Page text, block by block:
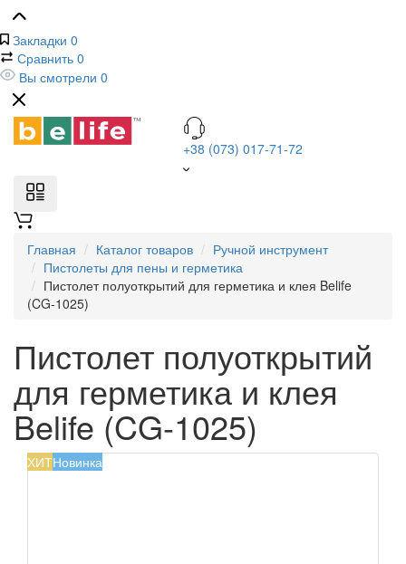
Закладки 0
Сравнить 0
Вы смотрели 0
+38 (073) 017-71-72
Главная Каталог товаров
Ручной инструмент
Пистолеты для пены и герметика
Пистолет полуоткрытий для герметика и клея Belife
(CG-1025)
Пистолет полуоткрытий
для герметика и клея
Belife (CG-1025)
ХИТНовинка